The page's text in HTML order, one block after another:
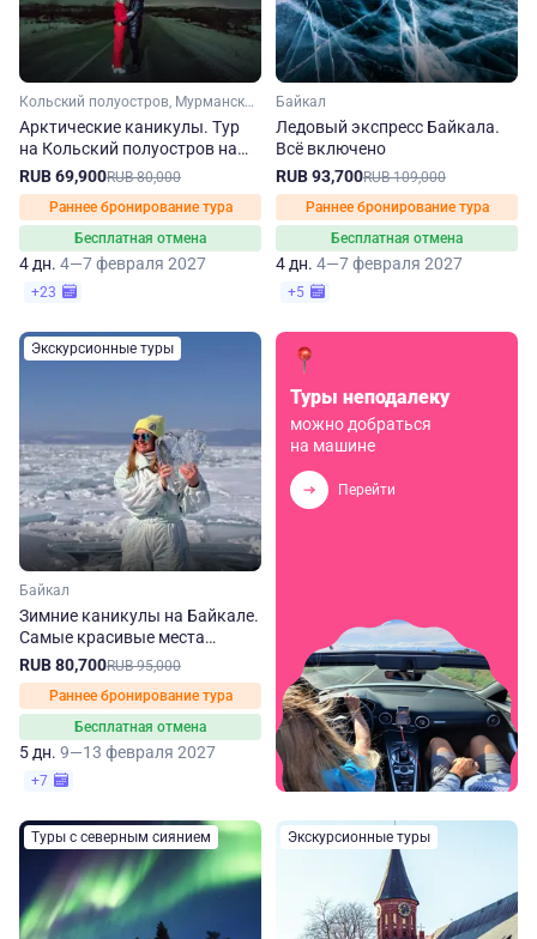
Кольский полуостров, Мурманская область, Арктика
Арктические каникулы. Тур
на Кольский полуостров на
зиму-весну
RUB 69,900RUB 80,000
Раннее бронирование тура
Бесплатная отмена
4 дн. 4—7 февраля 2027
+23
Байкал
Ледовый экспресс Байкала.
Всё включено
RUB 93,700RUB 109,000
Раннее бронирование тура
Бесплатная отмена
4 дн. 4—7 февраля 2027
+5
Экскурсионные туры
Байкал
Зимние каникулы на Байкале.
Самые красивые места
Ольхона и Листвянки
RUB 80,700RUB 95,000
Раннее бронирование тура
Бесплатная отмена
5 дн. 9—13 февраля 2027
+7
Туры неподалеку
можно добраться
на машине
Перейти
Туры с северным сиянием Экскурсионные туры